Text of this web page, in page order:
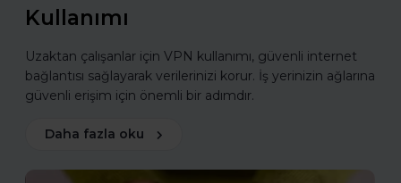
Kullanımı
Uzaktan çalışanlar için VPN kullanımı, güvenli internet
bağlantısı sağlayarak verilerinizi korur. İş yerinizin ağlarına
güvenli erişim için önemli bir adımdır.
Daha fazla oku